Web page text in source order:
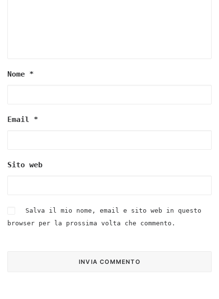
Nome *
Email *
Sito web
Salva il mio nome, email e sito web in questo
browser per la prossima volta che commento.